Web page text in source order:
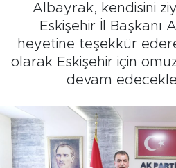
Albayrak, kendisini
Eskişehir İl Başkanı
heyetine teşekkür
olarak Eskişehir için
devam